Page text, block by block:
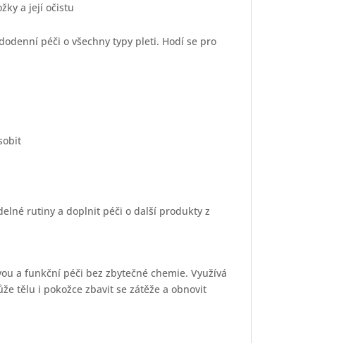
a její očistu
péči o všechny typy pleti. Hodí se pro
rutiny a doplnit péči o další produkty z
a funkční péči bez zbytečné chemie. Využívá
tělu i pokožce zbavit se zátěže a obnovit